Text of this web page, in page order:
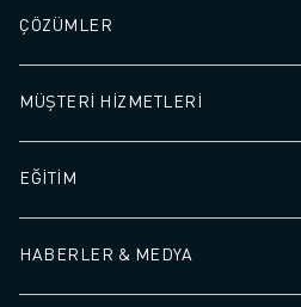
ÇÖZÜMLER
MÜŞTERİ HİZMETLERİ
EĞİTİM
HABERLER & MEDYA